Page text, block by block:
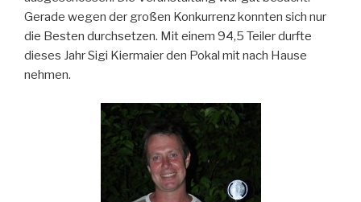
Gerade wegen der großen Konkurrenz konnten sich nur
die Besten durchsetzen. Mit einem 94,5 Teiler durfte
dieses Jahr Sigi Kiermaier den Pokal mit nach Hause
nehmen.